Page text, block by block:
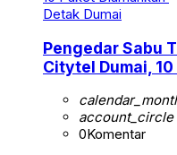
Detak Dumai
Pengedar Sabu
Citytel Dumai,
account_circle
0Komentar